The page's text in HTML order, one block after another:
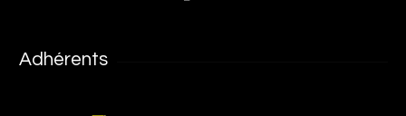
Adhérents